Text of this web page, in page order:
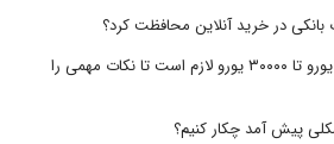
در خرید آنلاین محافظت کرد؟
برای خرید های بالای ۱۰۰ یورو تا ۳۰۰۰۰ یورو لازم است تا نکات مهمی را
پیش آمد چکار کنیم؟